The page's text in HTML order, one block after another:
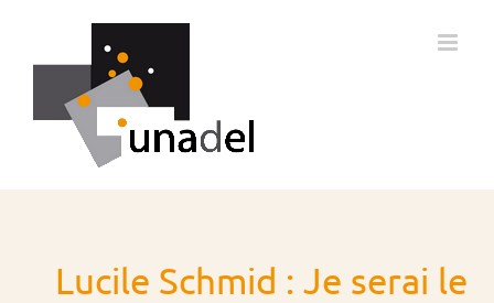
contenu
Lucile Schmid : Je serai le